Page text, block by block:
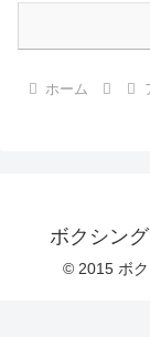
ホーム
ボクシン
© 2015 ボ